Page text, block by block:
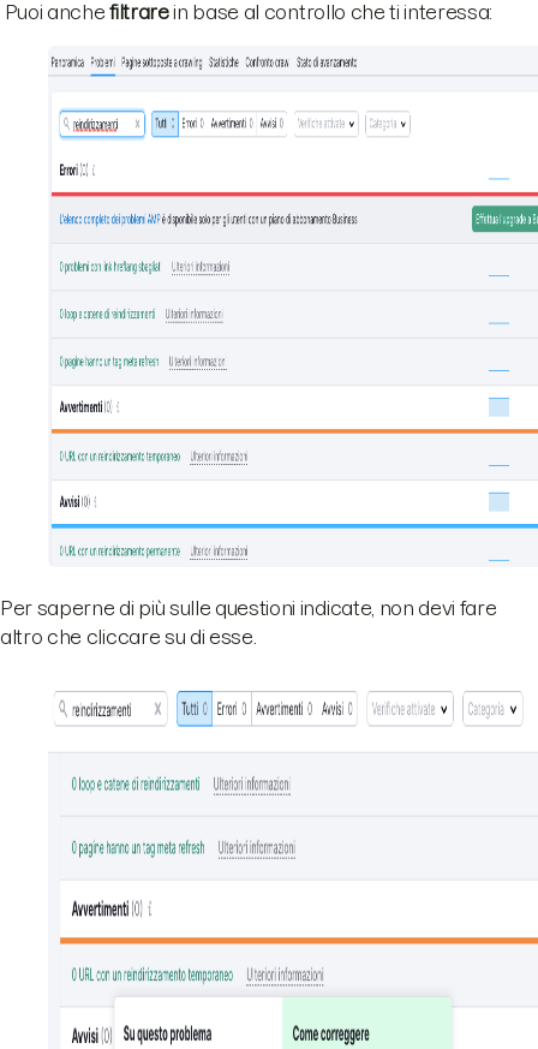
Puoi anchefiltrarein base al controllo che ti interessa:
Per saperne di più sulle questioni indicate, non devi fare
altro che cliccare su di esse.